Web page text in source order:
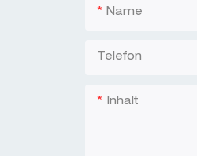
Name
Telefon
Inhalt